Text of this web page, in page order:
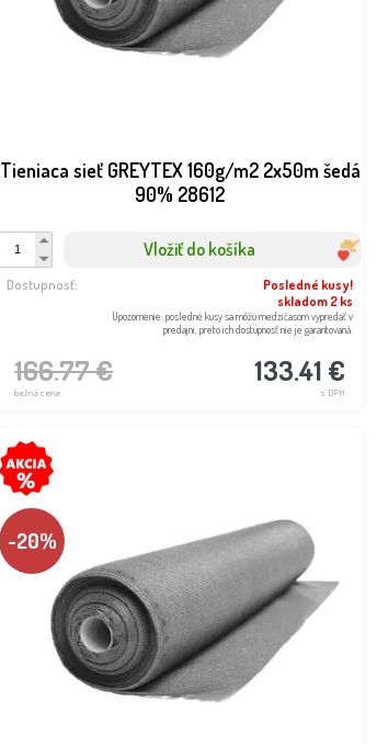
Tieniaca sieť GREYTEX 160g/m2 2x50m šedá
90% 28612
Vložiť do košíka
166.77 €
bežná cena
133.41 €
s DPH
Dostupnosť:
Posledné kusy!
skladom 2 ks
Upozornenie: posledné kusy sa môžu medzičasom vypredať v
predajni, preto ich dostupnosť nie je garantovaná.
-20%